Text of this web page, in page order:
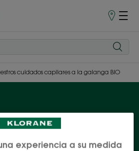
Puntos
cuidados capilares a la galanga BIO
cuidados
la galanga BIO
experiencia a su medida